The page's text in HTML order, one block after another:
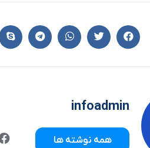
infoadmin
همه نوشته ها